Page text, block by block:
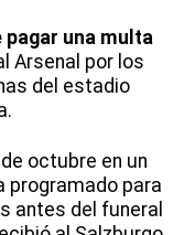
pagar una multa
Arsenal por los
del estadio
octubre en un
programado para
antes del funeral